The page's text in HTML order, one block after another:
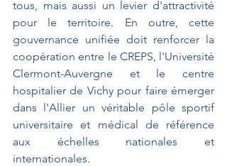
tous, mais aussi un levier d'attractivité
pour le territoire. En outre, cette
gouvernance unifiée doit renforcer la
coopération entre le CREPS, l'Université
Clermont-Auvergne et le centre
hospitalier de Vichy pour faire émerger
dans l'Allier un véritable pôle sportif
universitaire et médical de référence
aux échelles nationales et
internationales.